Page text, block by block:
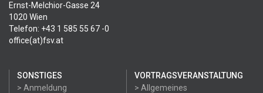
Ernst-Melchior-Gasse 24
1020 Wien
Telefon: +43 1 585 55 67 -0
office(at)fsv.at
SONSTIGES
> Anmeldung
VORTRAGSVERANSTALTUNG
> Allgemeines